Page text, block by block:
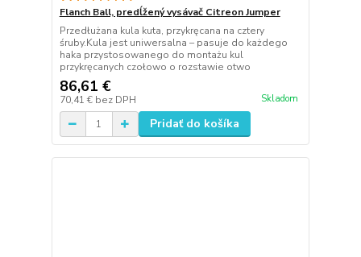
Flanch Ball, predĺžený vysávač Citreon Jumper
Przedłużana kula kuta, przykręcana na cztery
śruby.Kula jest uniwersalna – pasuje do każdego
haka przystosowanego do montażu kul
przykręcanych czołowo o rozstawie otwo
86,61 €
70,41 € bez DPH Skladom
Pridať do košíka